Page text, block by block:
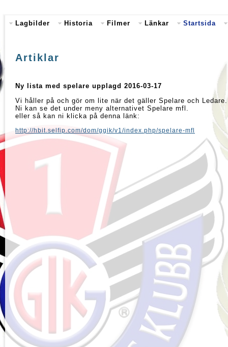
Lagbilder Historia Filmer Länkar Startsida
Artiklar
Ny lista med spelare upplagd 2016-03-17
Vi håller på och gör om lite när det gäller Spelare och Ledare.
Ni kan se det under meny alternativet Spelare mfl.
eller så kan ni klicka på denna länk:
http://hbit.selfip.com/dom/ggik/v1/index.php/spelare-mfl